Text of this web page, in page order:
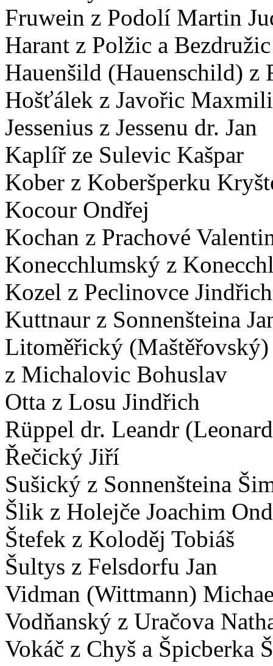
Fruwein z Podolí Martin
Harant z Polžic a
Hauenšild (Hauenschild) z
Hošťálek z Javořic
Jessenius z Jessenu dr. Jan
Kaplíř ze Sulevic Kašpar
Kober z Koberšperku
Kocour Ondřej
Kochan z Prachové
Konecchlumský z
Kozel z Peclinovce Jindřich
Kuttnaur z Sonnenšteina
Litoměřický
z Michalovic Bohuslav
Otta z Losu Jindřich
Rüppel dr. Leandr
Řečický Jiří
Sušický z Sonnenšteina
Šlik z Holejče Joachim
Štefek z Koloděj Tobiáš
Šultys z Felsdorfu Jan
Vidman (Wittmann)
Vodňanský z Uračova
Vokáč z Chyš a Špicberka